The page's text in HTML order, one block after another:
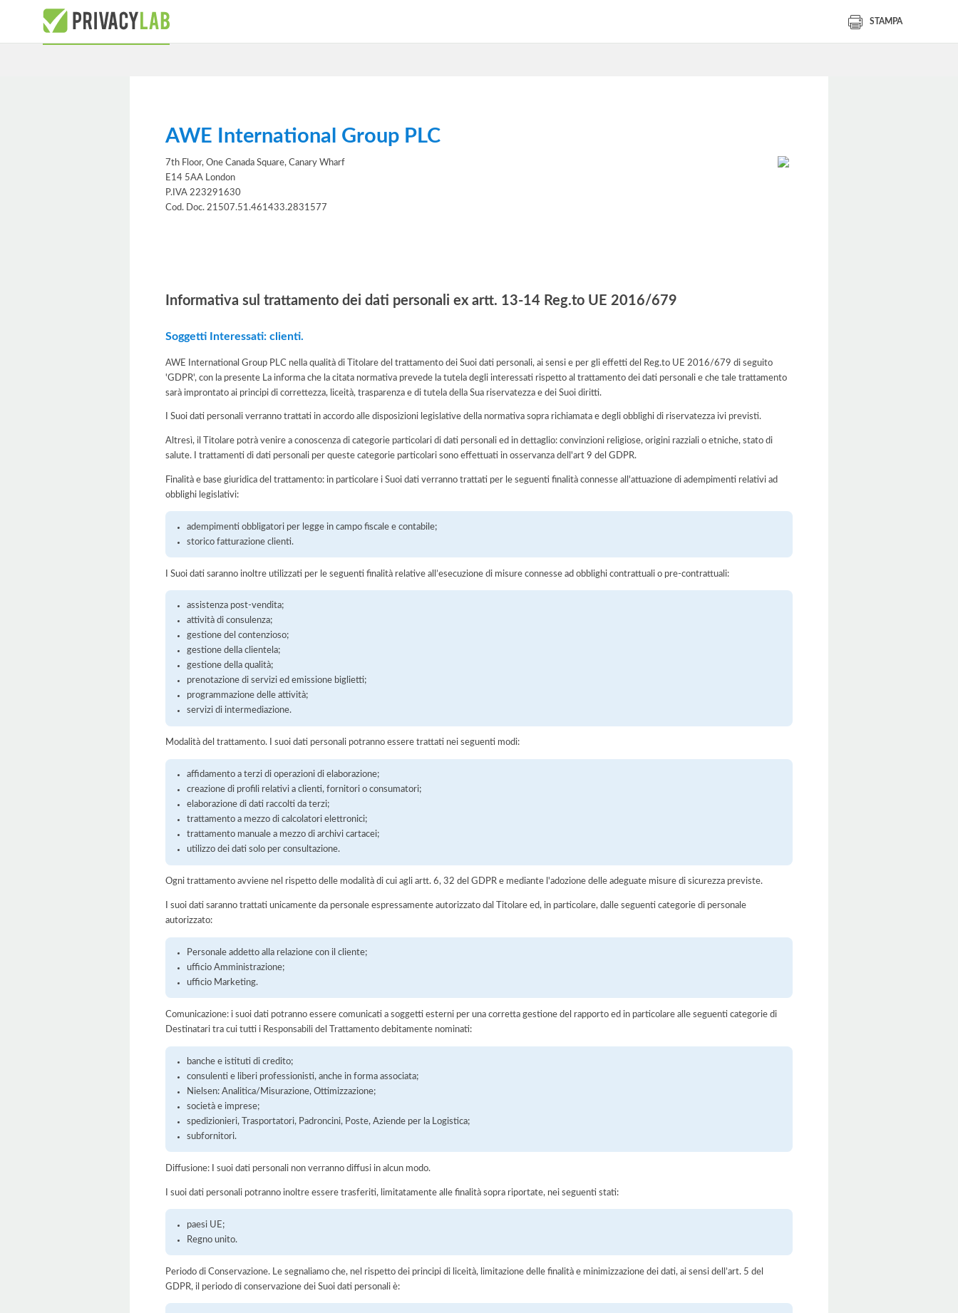
STAMPA
AWE International Group PLC
7th Floor, One Canada Square, Canary Wharf
E14 5AA London
P.IVA 223291630
Cod. Doc. 21507.51.461433.2831577
Informativa sul trattamento dei dati personali ex artt. 13-14 Reg.to UE 2016/679
Soggetti Interessati: clienti.
AWE International Group PLC nella qualità di Titolare del trattamento dei Suoi dati personali, ai sensi e per gli effetti del Reg.to UE 2016/679 di seguito
'GDPR', con la presente La informa che la citata normativa prevede la tutela degli interessati rispetto al trattamento dei dati personali e che tale trattamento
sarà improntato ai principi di correttezza, liceità, trasparenza e di tutela della Sua riservatezza e dei Suoi diritti.
I Suoi dati personali verranno trattati in accordo alle disposizioni legislative della normativa sopra richiamata e degli obblighi di riservatezza ivi previsti.
Altresì, il Titolare potrà venire a conoscenza di categorie particolari di dati personali ed in dettaglio: convinzioni religiose, origini razziali o etniche, stato di
salute. I trattamenti di dati personali per queste categorie particolari sono effettuati in osservanza dell'art 9 del GDPR.
Finalità e base giuridica del trattamento: in particolare i Suoi dati verranno trattati per le seguenti finalità connesse all'attuazione di adempimenti relativi ad
obblighi legislativi:
adempimenti obbligatori per legge in campo fiscale e contabile;
storico fatturazione clienti.
I Suoi dati saranno inoltre utilizzati per le seguenti finalità relative all’esecuzione di misure connesse ad obblighi contrattuali o pre-contrattuali:
assistenza post-vendita;
attività di consulenza;
gestione del contenzioso;
gestione della clientela;
gestione della qualità;
prenotazione di servizi ed emissione biglietti;
programmazione delle attività;
servizi di intermediazione.
Modalità del trattamento. I suoi dati personali potranno essere trattati nei seguenti modi:
affidamento a terzi di operazioni di elaborazione;
creazione di profili relativi a clienti, fornitori o consumatori;
elaborazione di dati raccolti da terzi;
trattamento a mezzo di calcolatori elettronici;
trattamento manuale a mezzo di archivi cartacei;
utilizzo dei dati solo per consultazione.
Ogni trattamento avviene nel rispetto delle modalità di cui agli artt. 6, 32 del GDPR e mediante l'adozione delle adeguate misure di sicurezza previste.
I suoi dati saranno trattati unicamente da personale espressamente autorizzato dal Titolare ed, in particolare, dalle seguenti categorie di personale
autorizzato:
Personale addetto alla relazione con il cliente;
ufficio Amministrazione;
ufficio Marketing.
Comunicazione: i suoi dati potranno essere comunicati a soggetti esterni per una corretta gestione del rapporto ed in particolare alle seguenti categorie di
Destinatari tra cui tutti i Responsabili del Trattamento debitamente nominati:
banche e istituti di credito;
consulenti e liberi professionisti, anche in forma associata;
Nielsen: Analitica/Misurazione, Ottimizzazione;
società e imprese;
spedizionieri, Trasportatori, Padroncini, Poste, Aziende per la Logistica;
subfornitori.
Diffusione: I suoi dati personali non verranno diffusi in alcun modo.
I suoi dati personali potranno inoltre essere trasferiti, limitatamente alle finalità sopra riportate, nei seguenti stati:
paesi UE;
Regno unito.
Periodo di Conservazione. Le segnaliamo che, nel rispetto dei principi di liceità, limitazione delle finalità e minimizzazione dei dati, ai sensi dell’art. 5 del
GDPR, il periodo di conservazione dei Suoi dati personali è: